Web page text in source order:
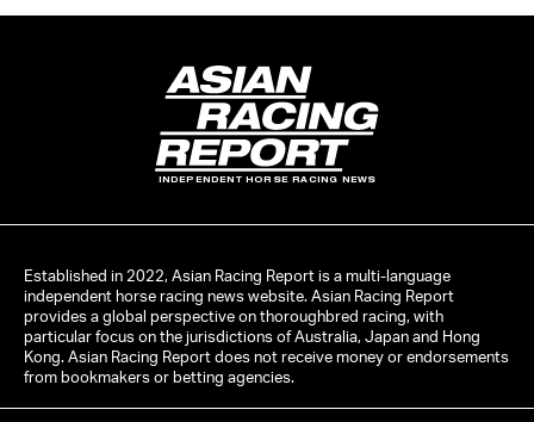
INDEPENDENT HORSE RACING NEWS
Established in 2022, Asian Racing Report is a multi-language
independent horse racing news website. Asian Racing Report
provides a global perspective on thoroughbred racing, with
particular focus on the jurisdictions of Australia, Japan and Hong
Kong. Asian Racing Report does not receive money or endorsements
from bookmakers or betting agencies.